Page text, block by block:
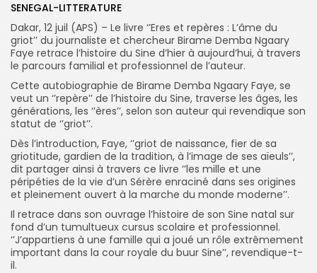
SENEGAL-LITTERATURE
Dakar, 12 juil (APS) – Le livre ‘’Eres et repères : L’âme du
griot’’ du journaliste et chercheur Birame Demba Ngaary
Faye retrace l’histoire du Sine d’hier à aujourd’hui, à travers
le parcours familial et professionnel de l’auteur.
Cette autobiographie de Birame Demba Ngaary Faye, se
veut un ‘’repère’’ de l’histoire du Sine, traverse les âges, les
générations, les ‘’ères’’, selon son auteur qui revendique son
statut de ‘’griot’’.
Dès l’introduction, Faye, ‘’griot de naissance, fier de sa
griotitude, gardien de la tradition, à l’image de ses aïeuls’’,
dit partager ainsi à travers ce livre ‘’les mille et une
péripéties de la vie d’un Sérère enraciné dans ses origines
et pleinement ouvert à la marche du monde moderne’’.
Il retrace dans son ouvrage l’histoire de son Sine natal sur
fond d’un tumultueux cursus scolaire et professionnel.
‘’J’appartiens à une famille qui a joué un rôle extrêmement
important dans la cour royale du buur Sine’’, revendique-t-
il.